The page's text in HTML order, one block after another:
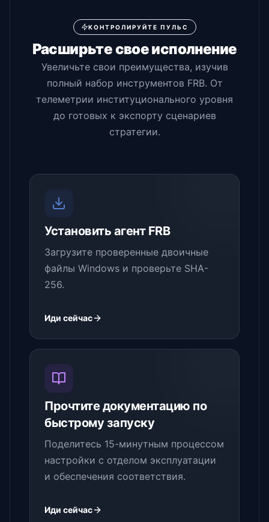
КОНТРОЛИРУЙТЕ ПУЛЬС
Расширьте свое исполнение
Увеличьте свои преимущества, изучив
полный набор инструментов FRB. От
телеметрии институционального уровня
до готовых к экспорту сценариев
стратегии.
Установить агент FRB
Загрузите проверенные двоичные
файлы Windows и проверьте SHA-
256.
Иди сейчас
Прочтите документацию по
быстрому запуску
Поделитесь 15-минутным процессом
настройки с отделом эксплуатации
и обеспечения соответствия.
Иди сейчас